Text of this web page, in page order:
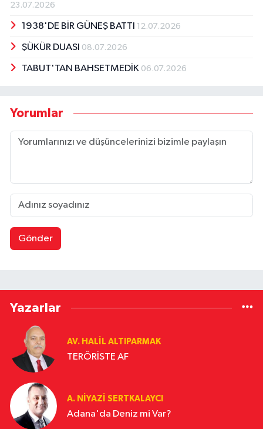
23.07.2026
1938'DE BİR GÜNEŞ BATTI 12.07.2026
ŞÜKÜR DUASI 08.07.2026
TABUT'TAN BAHSETMEDİK 06.07.2026
Yorumlar
Gönder
Yazarlar
AV. HALIL ALTIPARMAK
TERÖRİSTE AF
A. NIYAZI SERTKALAYCI
Adana'da Deniz mi Var?